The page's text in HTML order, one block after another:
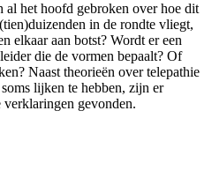
al het hoofd gebroken over hoe dit
in de rondte vliegt,
elkaar aan botst? Wordt er een
die de vormen bepaalt? Of
Naast theorieën over telepathie
lijken te hebben, zijn er
gevonden.